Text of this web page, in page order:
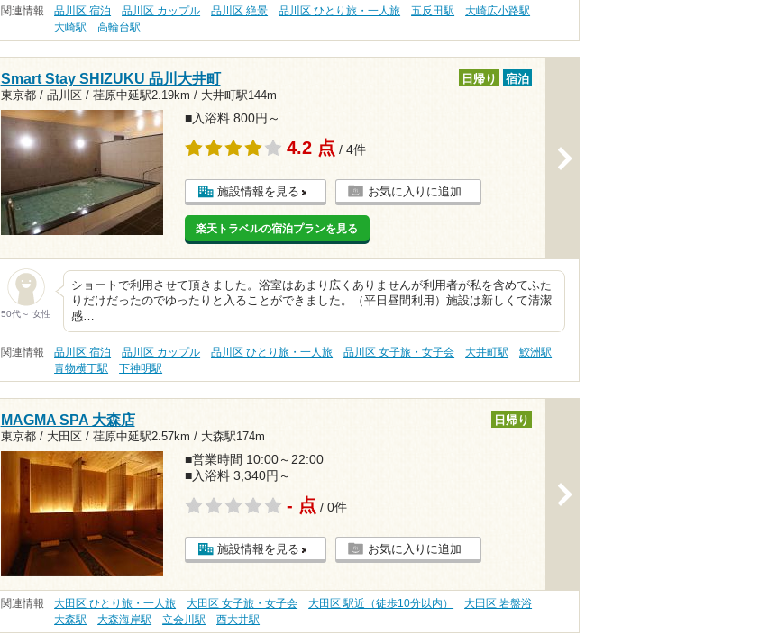
関連情報 品川区 宿泊 品川区 カップル 品川区 絶景 品川区 ひとり旅・一人旅 五反田駅
大崎広小路駅
大崎駅
高輪台駅
Smart Stay SHIZUKU 品川大井町
東京都 / 品川区 / 荏原中延駅2.19km / 大井町駅144m
日帰り 宿泊
■入浴料 800円～
4.2 点 / 4件
施設情報を見る お気に入りに追加
楽天トラベルの宿泊プランを見る
50代～ 女性
ショートで利用させて頂きました。浴室はあまり広くありませんが利用者が私を含めてふた
りだけだったのでゆったりと入ることができました。（平日昼間利用）施設は新しくて清潔
感…
関連情報 品川区 宿泊 品川区 カップル 品川区 ひとり旅・一人旅 品川区 女子旅・女子会 大井町駅
鮫洲駅
青物横丁駅
下神明駅
MAGMA SPA 大森店
東京都 / 大田区 / 荏原中延駅2.57km / 大森駅174m
日帰り
■営業時間 10:00～22:00
■入浴料 3,340円～
- 点 / 0件
施設情報を見る お気に入りに追加
関連情報 大田区 ひとり旅・一人旅 大田区 女子旅・女子会 大田区 駅近（徒歩10分以内）
大田区 岩盤浴
大森駅
大森海岸駅 立会川駅 西大井駅